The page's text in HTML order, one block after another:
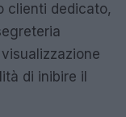
clienti dedicato,
di inibire il